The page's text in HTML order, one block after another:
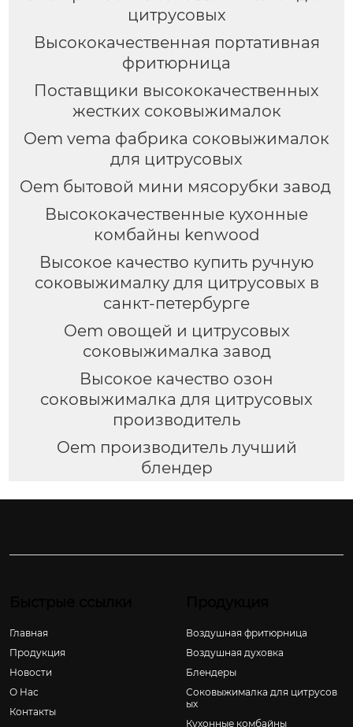
цитрусовых
Высококачественная портативная
фритюрница
Поставщики высококачественных
жестких соковыжималок
Oem vema фабрика соковыжималок
для цитрусовых
Oem бытовой мини мясорубки завод
Высококачественные кухонные
комбайны kenwood
Высокое качество купить ручную
соковыжималку для цитрусовых в
санкт-петербурге
Oem овощей и цитрусовых
соковыжималка завод
Высокое качество озон
соковыжималка для цитрусовых
производитель
Oem производитель лучший
блендер
Главная
Продукция
Новости
О Hас
Контакты
Воздушная фритюрница
Воздушная духовка
Блендеры
Соковыжималка для цитрусов
ых
Кухонные комбайны